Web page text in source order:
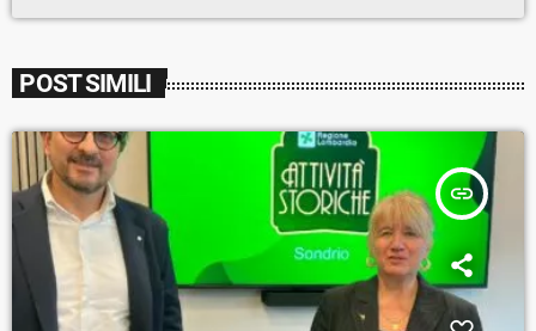
POST SIMILI
insert_link